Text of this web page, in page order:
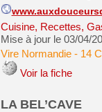
Cuisine, Recettes,
Mise à jour le 03/04/
Vire Normandie- 14
Voir la fiche
LA BEL’CAVE